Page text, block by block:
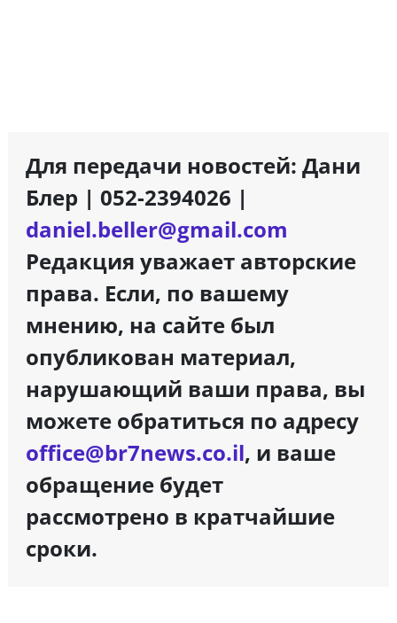
Для передачи новостей: Дани
Блер | 052-2394026 |
daniel.beller@gmail.com
Редакция уважает авторские
права. Если, по вашему
мнению, на сайте был
опубликован материал,
нарушающий ваши права, вы
можете обратиться по адресу
office@br7news.co.il, и ваше
обращение будет
рассмотрено в кратчайшие
сроки.